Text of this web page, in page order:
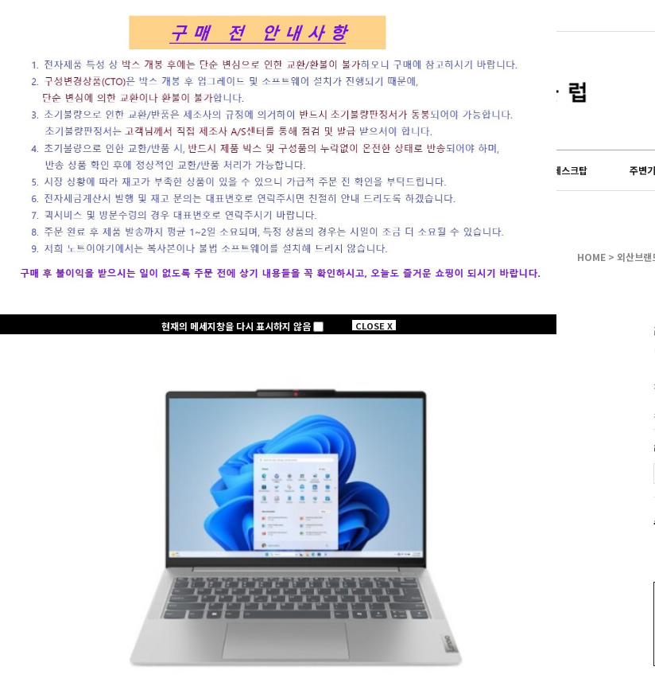
회원가입 주문하기 마이페이지
노트클럽(NoteClub) 쇼핑몰이 오...
노트클럽 2025년도 설 연휴 및 배송...
데스크탑 주변
HOME > 외산브랜
현재의 메세지창을 다시 표시하지 않음 CLOSE X